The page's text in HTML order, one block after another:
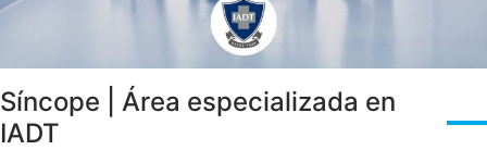
Síncope | Área especializada en
IADT